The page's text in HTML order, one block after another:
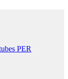
PER